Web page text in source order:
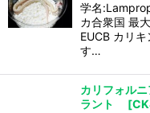
学名
カ合衆国 最
EUCB カリ
す…
カリフォル
ラント
[